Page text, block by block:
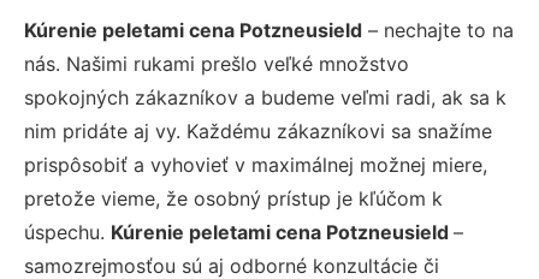
Kúrenie peletami cena Potzneusield – nechajte to na
nás. Našimi rukami prešlo veľké množstvo
spokojných zákazníkov a budeme veľmi radi, ak sa k
nim pridáte aj vy. Každému zákazníkovi sa snažíme
prispôsobiť a vyhovieť v maximálnej možnej miere,
pretože vieme, že osobný prístup je kľúčom k
úspechu. Kúrenie peletami cena Potzneusield –
samozrejmosťou sú aj odborné konzultácie či